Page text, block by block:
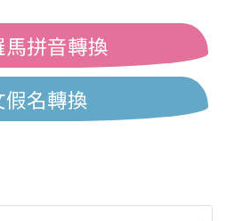
馬拼音轉換
假名轉換
漢字互換